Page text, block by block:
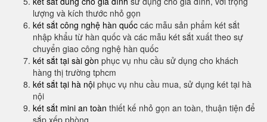
lượng và kích thước nhỏ gọn
két sắt công nghệ hàn quốc các mẫu sản phẩm két sắt
nhập khẩu từ hàn quốc và các mẫu két sắt xuất theo sự
chuyển giao công nghệ hàn quốc
két sắt tại sài gòn phục vụ nhu cầu sử dụng cho khách
hàng thị trường tphcm
két sắt tại hà nội phục vụ nhu cầu mua, sử dụng két tại hà
nội
két sắt mini an toàn thiết kế nhỏ gọn an toàn, thuận tiện để